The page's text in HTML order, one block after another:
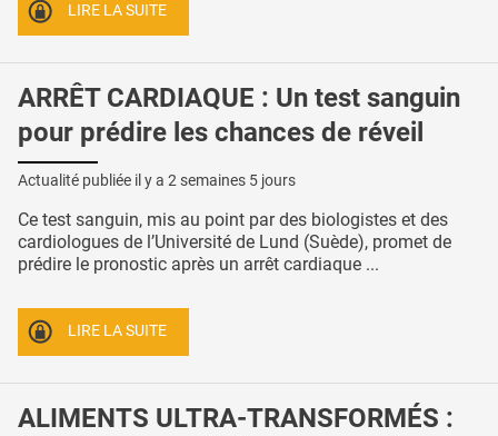
LIRE LA SUITE
ARRÊT CARDIAQUE : Un test sanguin
pour prédire les chances de réveil
Actualité publiée il y a 2 semaines 5 jours
Ce test sanguin, mis au point par des biologistes et des
cardiologues de l’Université de Lund (Suède), promet de
prédire le pronostic après un arrêt cardiaque ...
LIRE LA SUITE
ALIMENTS ULTRA-TRANSFORMÉS :